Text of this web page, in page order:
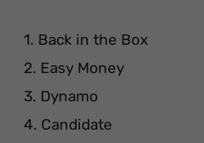
1. Back in the Box
2. Easy Money
3. Dynamo
4. Candidate